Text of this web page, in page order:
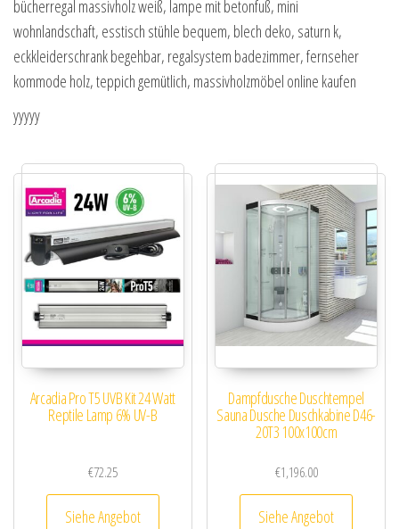
bücherregal massivholz weiß, lampe mit betonfuß, mini
wohnlandschaft, esstisch stühle bequem, blech deko, saturn k,
eckkleiderschrank begehbar, regalsystem badezimmer, fernseher
kommode holz, teppich gemütlich, massivholzmöbel online kaufen
yyyyy
Arcadia Pro T5 UVB Kit 24 Watt
Reptile Lamp 6% UV-B
€72.25
Siehe Angebot
Dampfdusche Duschtempel
Sauna Dusche Duschkabine D46-
20T3 100x100cm
€1,196.00
Siehe Angebot